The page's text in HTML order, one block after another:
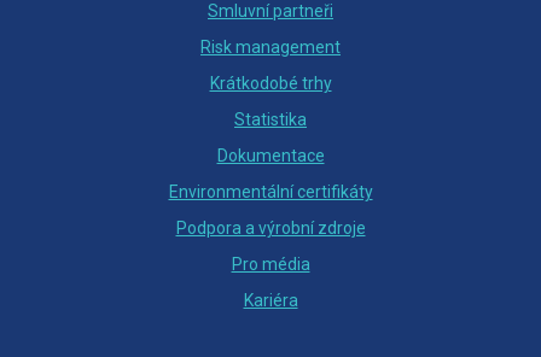
Smluvní partneři
Risk management
Krátkodobé trhy
Statistika
Dokumentace
Environmentální certifikáty
Podpora a výrobní zdroje
Pro média
Kariéra